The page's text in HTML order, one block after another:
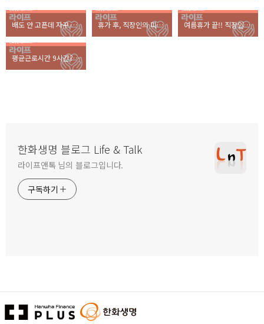
배도 안 고픈데 자꾸 과자를 먹게 된다면? 휴가 후, 직장인의 피부트러블 초간단 대처법! 여름휴가 끝!! 직장인들의 휴가후유증 다스리기
평균근로시간 9시간? 직장인 칼퇴근 백서
한화생명 블로그 Life & Talk
라이프앤톡 님의 블로그입니다.
구독하기